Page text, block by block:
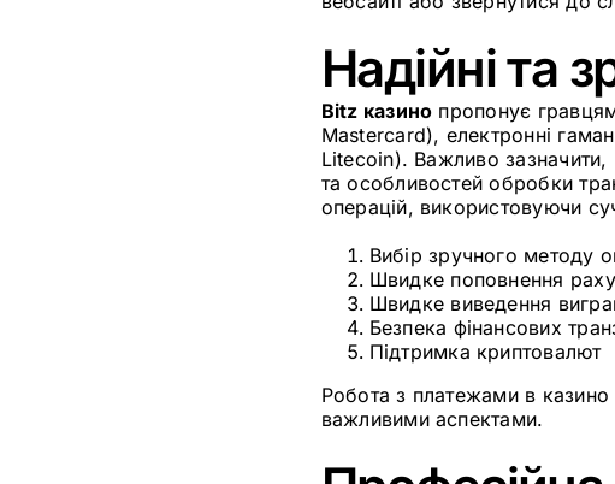
Надійні та
Bitz казино пропонує
Mastercard), електронні
Litecoin). Важливо
та особливостей обробки
операцій, використовуючи
Вибір зручного методу
Швидке поповнення
Швидке виведення
Безпека фінансових
Підтримка криптовалют
Робота з платежами в казино
важливими аспектами.